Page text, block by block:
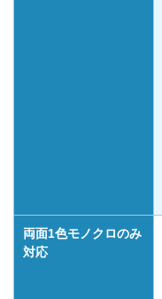
両面1色モノクロのみ
対応